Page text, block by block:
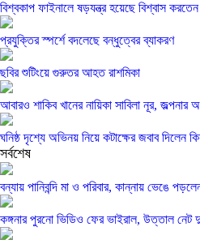
বিশ্বকাপ ফাইনালে ষড়যন্ত্র হয়েছে বিশ্বাস করতেন
প্রযুক্তির স্পর্শে বদলেছে বন্ধুত্বের ব্যাকরণ
ছবির শুটিংয়ে গুরুতর আহত রাশমিকা
আবারও শাকিব খানের নায়িকা সাবিলা নূর,
ঘনিষ্ঠ দৃশ্যে অভিনয় নিয়ে কটাক্ষের জবাব দিলেন
সর্বশেষ
বন্যায় পানিবন্দি মা ও পরিবার, কান্নায় ভেঙে
কঙ্গনার পুরনো ভিডিও ফের ভাইরাল, উত্তাল নেট